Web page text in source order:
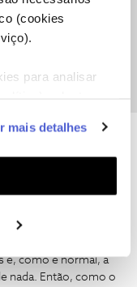
(cookies
para analisar
e
seus interesses
Pode gerir a
mais detalhes
área de cliente. Mas
e, como é normal, a
nada. Então, como o